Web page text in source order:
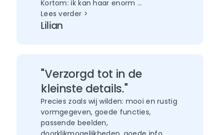
Kortom: ik kan haar enorm …
Lees verder >
Lilian
"Verzorgd tot in de
kleinste details."
Precies zoals wij wilden: mooi en rustig
vormgegeven, goede functies,
passende beelden,